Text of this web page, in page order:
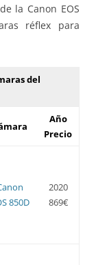
la Canon EOS
réflex para
del
Año
Precio
850D
2020
869€